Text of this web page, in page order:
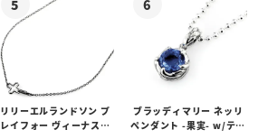
リリーエルランドソン プ
レイフォー ヴィーナスチ
ブラッディマリー ネッリ
ペンダント -果実- w/ティ